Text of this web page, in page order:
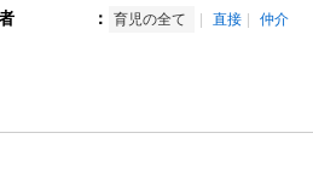
： 育児の全て 直接 仲介